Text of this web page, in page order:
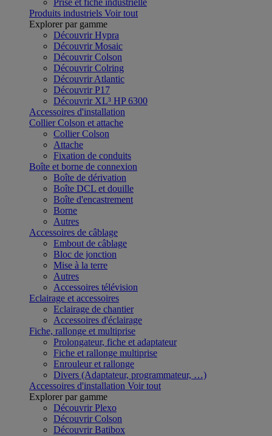
Prise et fiche industrielle
Produits industriels Voir tout
Explorer par gamme
Découvrir Hypra
Découvrir Mosaic
Découvrir Colson
Découvrir Colring
Découvrir Atlantic
Découvrir P17
Découvrir XL³ HP 6300
Accessoires d'installation
Collier Colson et attache
Collier Colson
Attache
Fixation de conduits
Boîte et borne de connexion
Boîte de dérivation
Boîte DCL et douille
Boîte d'encastrement
Borne
Autres
Accessoires de câblage
Embout de câblage
Bloc de jonction
Mise à la terre
Autres
Accessoires télévision
Eclairage et accessoires
Eclairage de chantier
Accessoires d'éclairage
Fiche, rallonge et multiprise
Prolongateur, fiche et adaptateur
Fiche et rallonge multiprise
Enrouleur et rallonge
Divers (Adaptateur, programmateur, …)
Accessoires d'installation Voir tout
Explorer par gamme
Découvrir Plexo
Découvrir Colson
Découvrir Batibox